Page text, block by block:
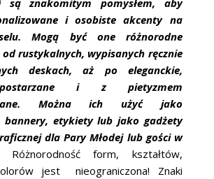
i osobiste akcenty na
Mogą być one różnorodne
rustykalnych, wypisanych ręcznie
deskach, aż po eleganckie,
i z pietyzmem
Można ich użyć jako
bannery, etykiety lub jako gadżety
dla Pary Młodej lub gości w
Różnorodność form, kształtów,
jest nieograniczona! Znaki